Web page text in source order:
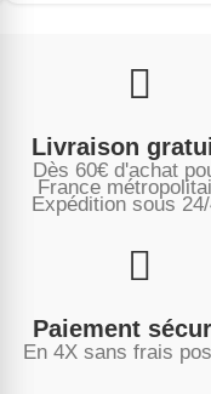
Livraison
Dès 60€ d'achat
France
Expédition sous
Paiement
En 4X sans frais